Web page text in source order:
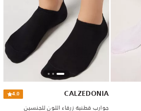
CALZEDONIA
4.0
جوارب قطنية زرقاء اللون للجنسين